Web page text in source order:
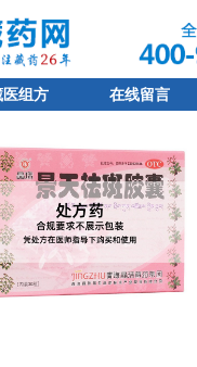
医组方 在线留言